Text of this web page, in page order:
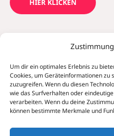
Um dir ein optimales Erlebnis zu
Cookies, um Geräteinformationen zu
zuzugreifen. Wenn du diesen
wie das Surfverhalten oder
verarbeiten. Wenn du deine
können bestimmte Merkmale und
HIER KLICKEN
…
Die Seite ist in Arbeit…
HIER KLICKEN